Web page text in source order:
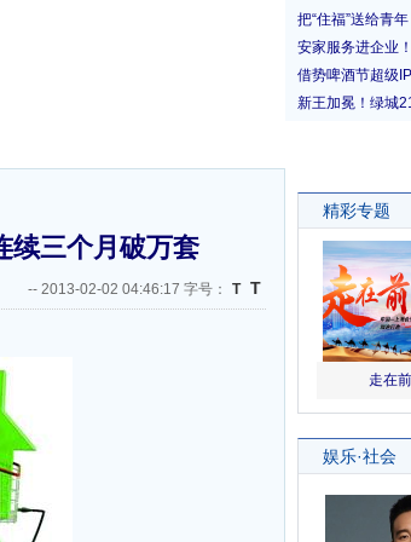
续三个月破万套
-- 2013-02-02 04:46:17 字号： T T